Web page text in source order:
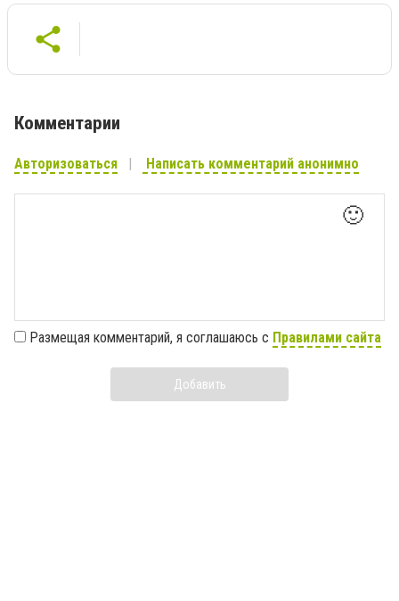
Комментарии
Авторизоваться Написать комментарий анонимно
🙂
Размещая комментарий, я соглашаюсь с Правилами сайта
Добавить